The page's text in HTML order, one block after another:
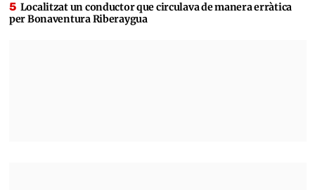
Localitzat un conductor que circulava de manera erràtica
per Bonaventura Riberaygua